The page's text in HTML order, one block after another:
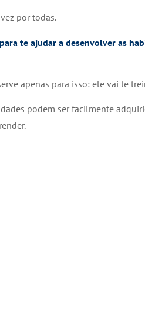
por todas.
te ajudar a desenvolver as
apenas para isso: ele vai te
podem ser facilmente